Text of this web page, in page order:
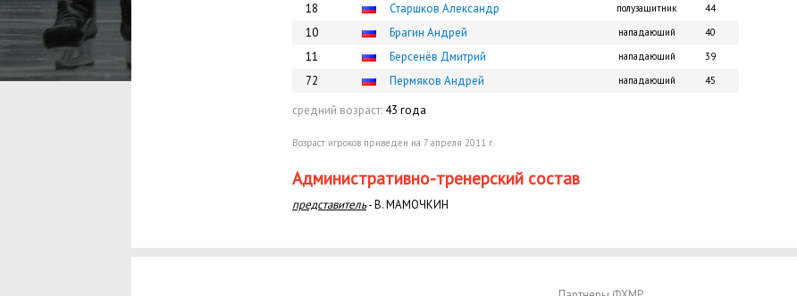
18 Старшков Александр полузащитник 44
10 Брагин Андрей нападающий 40
11 Берсенёв Дмитрий нападающий 39
72 Пермяков Андрей нападающий 45
средний возраст: 43 года
Возраст игроков приведен на 7 апреля 2011 г.
Административно-тренерский состав
представитель- В. МАМОЧКИН